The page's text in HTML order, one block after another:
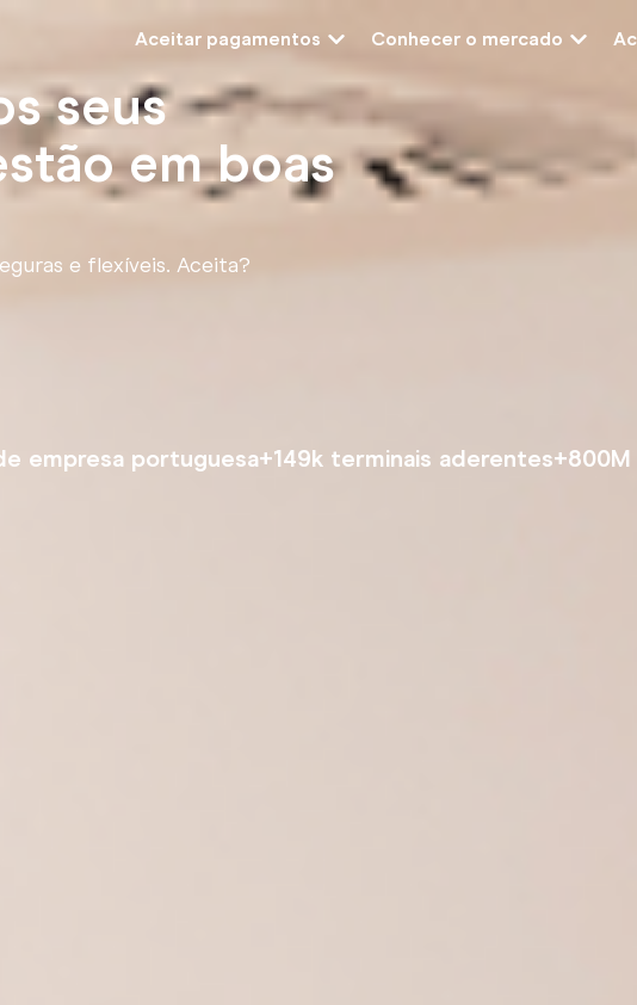
Aceitar pagamentos Conhecer o mercado
seus
em boas
e flexíveis. Aceita?
empresa portuguesa+149k terminais aderentes+800M